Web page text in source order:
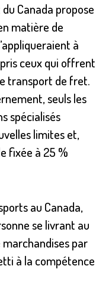
Canada propose
matière de
à
ceux qui offrent
transport de fret.
seuls les
spécialisés
limites et,
fixée à 25 %
au Canada,
se livrant au
par
à la compétence